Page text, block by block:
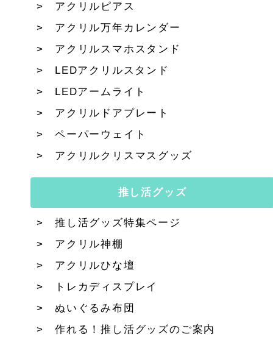
アクリルピアス
アクリル万年カレンダー
アクリルスマホスタンド
LEDアクリルスタンド
LEDアームライト
アクリルドアプレート
ペーパーウェイト
アクリルクリスマスグッズ
推し活グッズ
推し活グッズ特集ページ
アクリル神棚
アクリルひな壇
トレカディスプレイ
ぬいぐるみ布団
作れる！推し活グッズのご案内